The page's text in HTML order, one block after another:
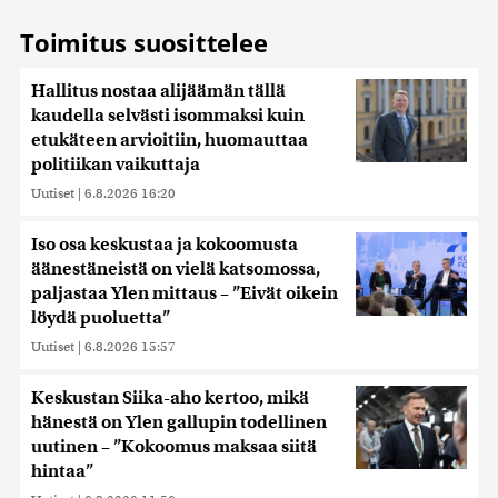
Toimitus suosittelee
Hallitus nostaa alijäämän tällä
kaudella selvästi isommaksi kuin
etukäteen arvioitiin, huomauttaa
politiikan vaikuttaja
Uutiset | 6.8.2026 16:20
Iso osa keskustaa ja kokoomusta
äänestäneistä on vielä katsomossa,
paljastaa Ylen mittaus – ”Eivät oikein
löydä puoluetta”
Uutiset | 6.8.2026 15:57
Keskustan Siika-aho kertoo, mikä
hänestä on Ylen gallupin todellinen
uutinen – ”Kokoomus maksaa siitä
hintaa”